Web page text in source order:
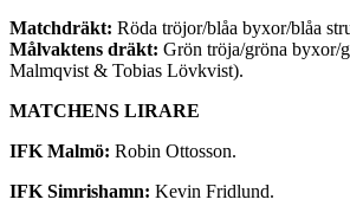
Matchdräkt: Röda tröjor/blåa byxor/blåa
Målvaktens dräkt: Grön tröja/gröna byxor/
Malmqvist & Tobias Lövkvist).
MATCHENS LIRARE
IFK Malmö: Robin Ottosson.
IFK Simrishamn: Kevin Fridlund.